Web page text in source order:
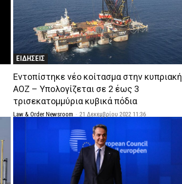
ΕΙΔΗΣΕΙΣ
Εντοπίστηκε νέο κοίτασμα στην κυπριακή
ΑΟΖ – Υπολογίζεται σε 2 έως 3
τρισεκατομμύρια κυβικά πόδια
Law & Order Newsroom - 21 Δεκεμβρίου 2022 11:36